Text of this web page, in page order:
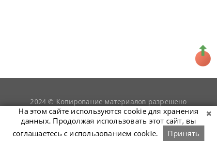
2024 © Копирование материалов разрешено
только при условии гиперссылки наsnookerist.ru
На этом сайте используются cookie для хранения
данных. Продолжая использовать этот сайт, вы
соглашаетесь с использованием cookie.
Принять